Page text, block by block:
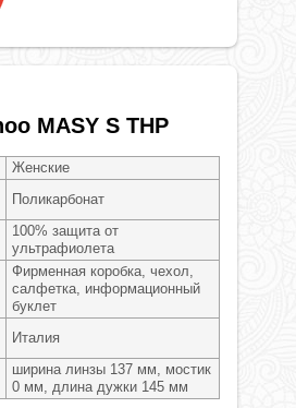
MASY S THP
Женские
Поликарбонат
100% защита от
ультрафиолета
Фирменная коробка, чехол,
салфетка, информационный
буклет
Италия
ширина линзы 137 мм, мостик
0 мм, длина дужки 145 мм